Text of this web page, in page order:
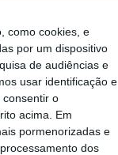
como cookies, e
por um dispositivo
de audiências e
usar identificação e
consentir o
acima. Em
pormenorizadas e
dos
Município de
reforça defesa
projeto...
6 de Agosto, 2026